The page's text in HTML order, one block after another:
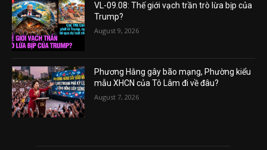
VL-09.08: Thế giới vạch trần trò lừa bịp của
Trump?
August 9, 2026
Phương Hằng gây bão mạng, Phường kiểu
mẫu XHCN của Tô Lâm đi về đâu?
August 7, 2026